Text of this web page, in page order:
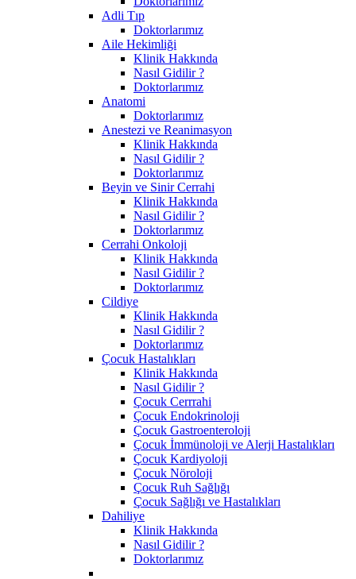
Adli Tıp
Doktorlarımız
Aile Hekimliği
Klinik Hakkında
Nasıl Gidilir ?
Doktorlarımız
Anatomi
Doktorlarımız
Anestezi ve Reanimasyon
Klinik Hakkında
Nasıl Gidilir ?
Doktorlarımız
Beyin ve Sinir Cerrahi
Klinik Hakkında
Nasıl Gidilir ?
Doktorlarımız
Cerrahi Onkoloji
Klinik Hakkında
Nasıl Gidilir ?
Doktorlarımız
Cildiye
Klinik Hakkında
Nasıl Gidilir ?
Doktorlarımız
Çocuk Hastalıkları
Klinik Hakkında
Nasıl Gidilir ?
Çocuk Cerrrahi
Çocuk Endokrinoloji
Çocuk Gastroenteroloji
Çocuk İmmünoloji ve Alerji Hastalıkları
Çocuk Kardiyoloji
Çocuk Nöroloji
Çocuk Ruh Sağlığı
Çocuk Sağlığı ve Hastalıkları
Dahiliye
Klinik Hakkında
Nasıl Gidilir ?
Doktorlarımız